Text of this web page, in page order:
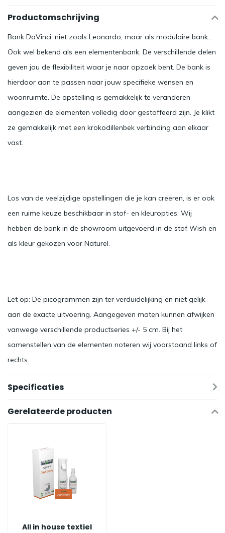
Productomschrijving
Bank DaVinci, niet zoals Leonardo, maar als modulaire bank...
Ook wel bekend als een elementenbank. De verschillende delen
geven jou de flexibiliteit waar je naar opzoek bent. De bank is
hierdoor aan te passen naar jouw specifieke wensen en
woonruimte. De opstelling is gemakkelijk te veranderen
aangezien de elementen volledig door gestoffeerd zijn. Je klikt
ze gemakkelijk met een krokodillenbek verbinding aan elkaar
vast.
Los van de veelzijdige opstellingen die je kan creëren, is er ook
een ruime keuze beschikbaar in stof- en kleuropties. Wij
hebben de bank in de showroom uitgevoerd in de stof Wish en
als kleur gekozen voor Naturel.
Let op: De picogrammen zijn ter verduidelijking en niet gelijk
aan de exacte uitvoering. Aangegeven maten kunnen afwijken
vanwege verschillende productseries +/- 5 cm. Bij het
samenstellen van de elementen noteren wij voorstaand links of
rechts.
Specificaties
Gerelateerde producten
All in house textiel